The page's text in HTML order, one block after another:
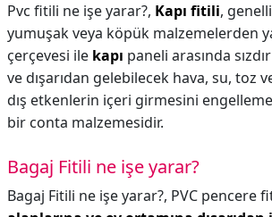
Pvc fitili ne işe yarar?, Kapı fitili,
yumuşak veya köpük malzemelerden
çerçevesi ile kapı paneli arasında
ve dışarıdan gelebilecek hava, su, toz
dış etkenlerin içeri girmesini
bir conta malzemesidir.
Bagaj Fitili ne işe yarar?
Bagaj Fitili ne işe yarar?, PVC pencere